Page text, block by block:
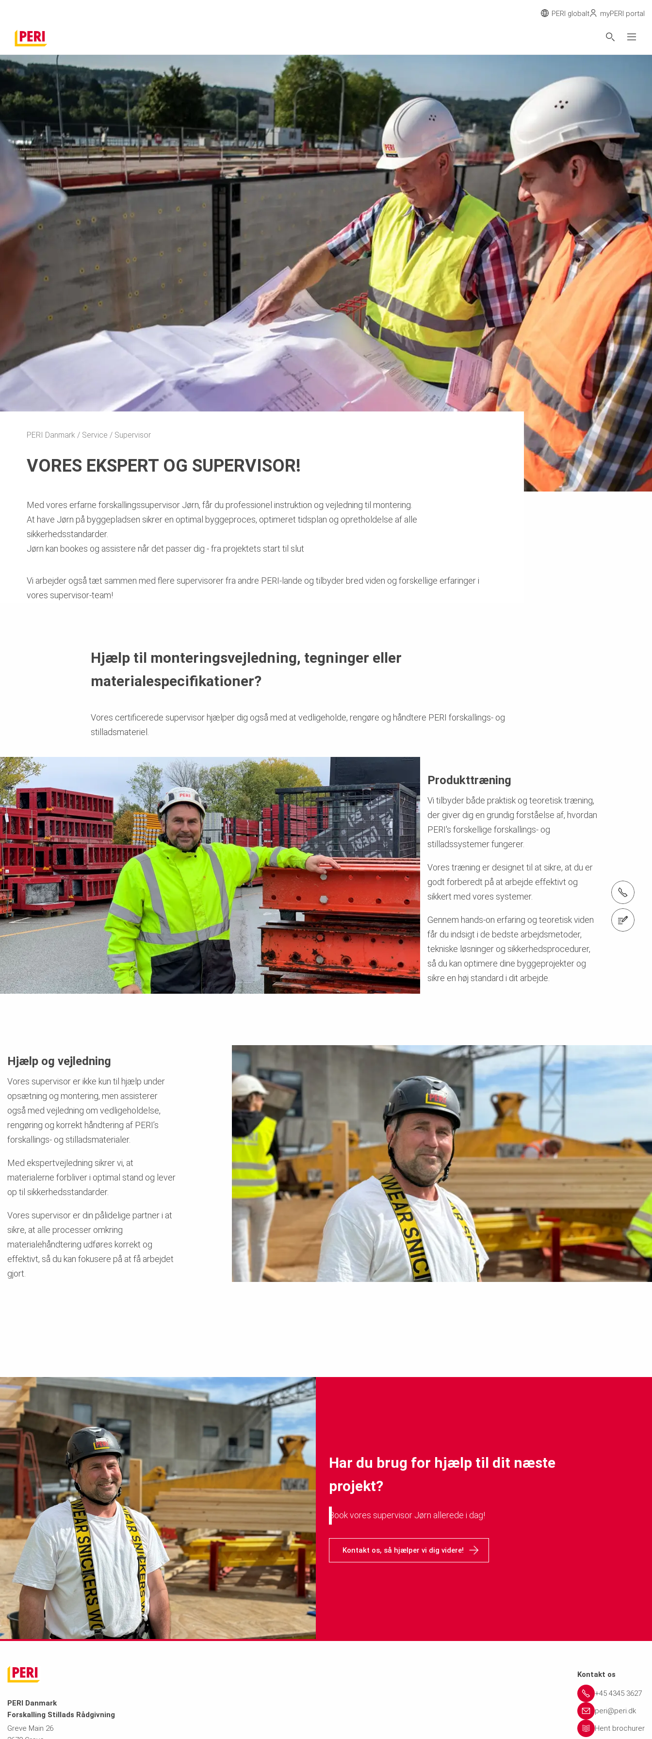
Kontakt os
PERI Danmark Service Supervisor
VORES EKSPERT OG SUPERVISOR!
Med vores erfarne forskallingssupervisor Jørn, får du professionel instruktion og vejledning til montering.
At have Jørn på byggepladsen sikrer en optimal byggeproces, optimeret tidsplan og opretholdelse af alle
sikkerhedsstandarder.
Jørn kan bookes og assistere når det passer dig - fra projektets start til slut
Vi arbejder også tæt sammen med flere supervisorer fra andre PERI-lande og tilbyder bred viden og forskellige erfaringer i
vores supervisor-team!
Hjælp til monteringsvejledning, tegninger eller
materialespecifikationer?
Vores certificerede supervisor hjælper dig også med at vedligeholde, rengøre og håndtere PERI forskallings- og
stilladsmateriel.
Produkttræning
Vi tilbyder både praktisk og teoretisk træning,
der giver dig en grundig forståelse af, hvordan
PERI's forskellige forskallings- og
stilladssystemer fungerer.
Vores træning er designet til at sikre, at du er
godt forberedt på at arbejde effektivt og
sikkert med vores systemer.
Gennem hands-on erfaring og teoretisk viden
får du indsigt i de bedste arbejdsmetoder,
tekniske løsninger og sikkerhedsprocedurer,
så du kan optimere dine byggeprojekter og
sikre en høj standard i dit arbejde.
Hjælp og vejledning
Vores supervisor er ikke kun til hjælp under
opsætning og montering, men assisterer
også med vejledning om vedligeholdelse,
rengøring og korrekt håndtering af PERI’s
forskallings- og stilladsmaterialer.
Med ekspertvejledning sikrer vi, at
materialerne forbliver i optimal stand og lever
op til sikkerhedsstandarder.
Vores supervisor er din pålidelige partner i at
sikre, at alle processer omkring
materialehåndtering udføres korrekt og
effektivt, så du kan fokusere på at få arbejdet
gjort.
Har du brug for hjælp til dit næste
projekt?
Book vores supervisor Jørn allerede i dag!
Kontakt os, så hjælper vi dig videre!
PERI globalt myPERI portal
PERI Danmark
Forskalling Stillads Rådgivning
Greve Main 26
Kontakt os
+45 4345 3627
peri@peri.dk
Hent brochurer